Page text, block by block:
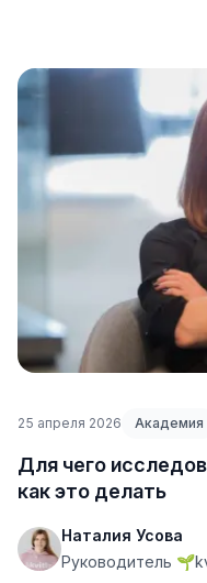
25 апреля 2026 Академия
Для чего
как это делать
Наталия Усова
Руководитель